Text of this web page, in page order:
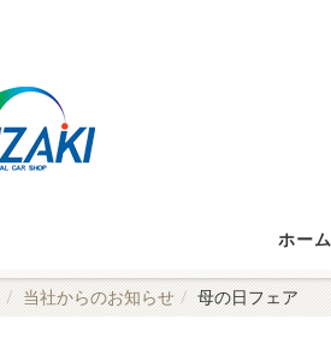
ホーム
当社からのお知らせ 母の日フェア